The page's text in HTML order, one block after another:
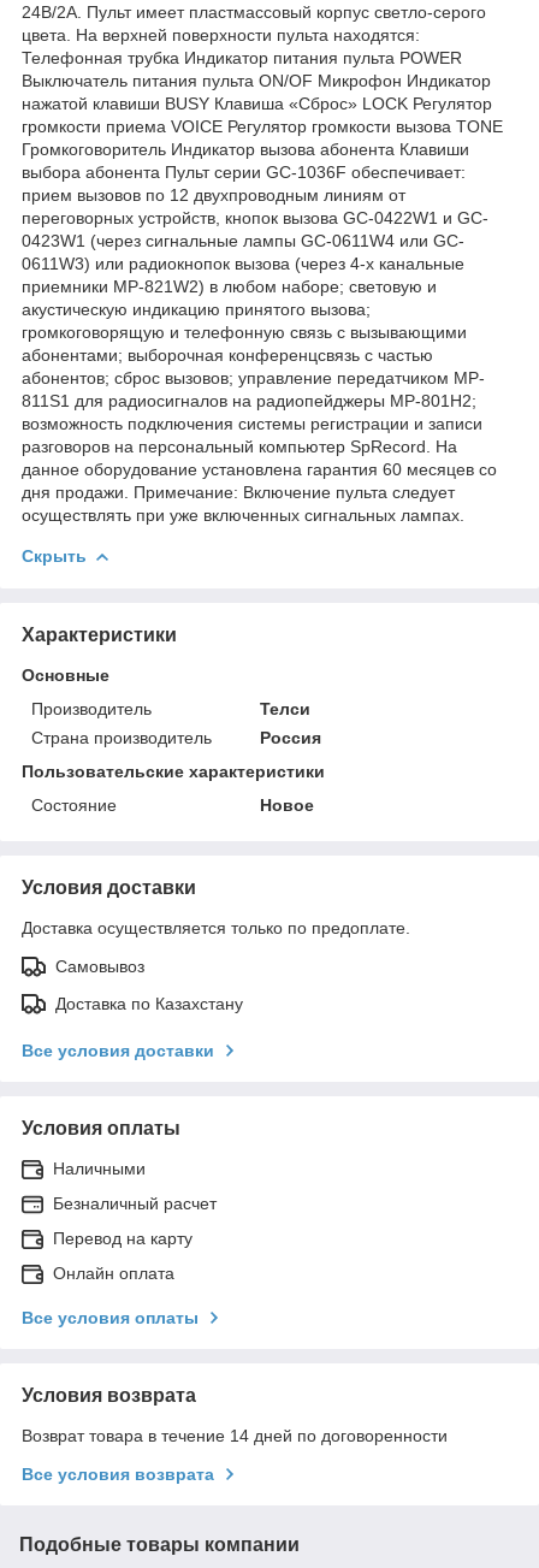
24В/2А. Пульт имеет пластмассовый корпус светло-серого
цвета. На верхней поверхности пульта находятся:
Телефонная трубка Индикатор питания пульта POWER
Выключатель питания пульта ON/OF Микрофон Индикатор
нажатой клавиши BUSY Клавиша «Сброс» LOCK Регулятор
громкости приема VOICE Регулятор громкости вызова TONE
Громкоговоритель Индикатор вызова абонента Клавиши
выбора абонента Пульт серии GC-1036F обеспечивает:
прием вызовов по 12 двухпроводным линиям от
переговорных устройств, кнопок вызова GC-0422W1 и GC-
0423W1 (через сигнальные лампы GC-0611W4 или GC-
0611W3) или радиокнопок вызова (через 4-х канальные
приемники MP-821W2) в любом наборе; световую и
акустическую индикацию принятого вызова;
громкоговорящую и телефонную связь с вызывающими
абонентами; выборочная конференцсвязь с частью
абонентов; сброс вызовов; управление передатчиком MP-
811S1 для радиосигналов на радиопейджеры MP-801H2;
возможность подключения системы регистрации и записи
разговоров на персональный компьютер SpRecord. На
данное оборудование установлена гарантия 60 месяцев со
дня продажи. Примечание: Включение пульта следует
осуществлять при уже включенных сигнальных лампах.
Скрыть
Характеристики
Основные
Производитель
Телси
Страна производитель
Россия
Пользовательские характеристики
Состояние
Новое
Условия доставки
Доставка осуществляется только по предоплате.
Самовывоз
Доставка по Казахстану
Все условия доставки
Условия оплаты
Наличными
Безналичный расчет
Перевод на карту
Онлайн оплата
Все условия оплаты
Условия возврата
Возврат товара в течение 14 дней по договоренности
Все условия возврата
Подобные товары компании